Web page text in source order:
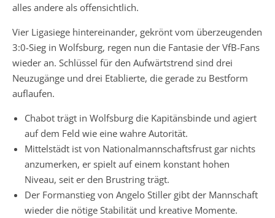
alles andere als offensichtlich.
Vier Ligasiege hintereinander, gekrönt vom überzeugenden
3:0-Sieg in Wolfsburg, regen nun die Fantasie der VfB-Fans
wieder an. Schlüssel für den Aufwärtstrend sind drei
Neuzugänge und drei Etablierte, die gerade zu Bestform
auflaufen.
Chabot trägt in Wolfsburg die Kapitänsbinde und agiert
auf dem Feld wie eine wahre Autorität.
Mittelstädt ist von Nationalmannschaftsfrust gar nichts
anzumerken, er spielt auf einem konstant hohen
Niveau, seit er den Brustring trägt.
Der Formanstieg von Angelo Stiller gibt der Mannschaft
wieder die nötige Stabilität und kreative Momente.